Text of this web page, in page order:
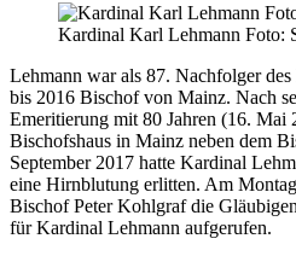
Kardinal Karl Lehmann Foto:
Lehmann war als 87. Nachfolger
bis 2016 Bischof von Mainz. Nach
Emeritierung mit 80 Jahren (16. Mai
Bischofshaus in Mainz neben dem
September 2017 hatte Kardinal
eine Hirnblutung erlitten. Am
Bischof Peter Kohlgraf die
für Kardinal Lehmann aufgerufen.